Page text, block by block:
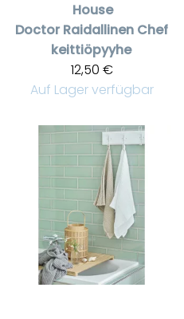
House
Doctor Raidallinen Chef
keittiöpyyhe
12,50 €
Auf Lager verfügbar